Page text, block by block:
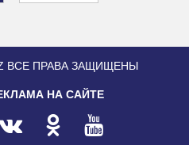
ВСЕ ПРАВА ЗАЩИЩЕНЫ
НА САЙТЕ